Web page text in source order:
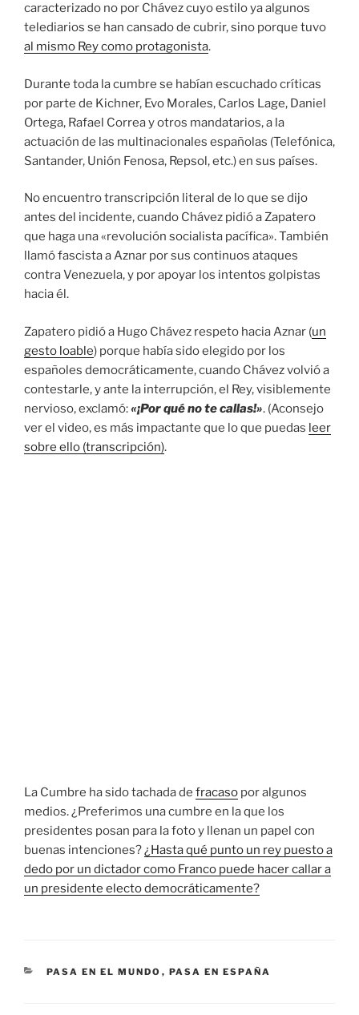
caracterizado no por Chávez cuyo estilo ya algunos
telediarios se han cansado de cubrir, sino porque tuvo
al mismo Rey como protagonista.
Durante toda la cumbre se habían escuchado críticas
por parte de Kichner, Evo Morales, Carlos Lage, Daniel
Ortega, Rafael Correa y otros mandatarios, a la
actuación de las multinacionales españolas (Telefónica,
Santander, Unión Fenosa, Repsol, etc.) en sus países.
No encuentro transcripción literal de lo que se dijo
antes del incidente, cuando Chávez pidió a Zapatero
que haga una «revolución socialista pacífica». También
llamó fascista a Aznar por sus continuos ataques
contra Venezuela, y por apoyar los intentos golpistas
hacia él.
Zapatero pidió a Hugo Chávez respeto hacia Aznar (un
gesto loable) porque había sido elegido por los
españoles democráticamente, cuando Chávez volvió a
contestarle, y ante la interrupción, el Rey, visiblemente
nervioso, exclamó:«¡Por qué no te callas!». (Aconsejo
ver el video, es más impactante que lo que puedas leer
sobre ello (transcripción).
La Cumbre ha sido tachada de fracaso por algunos
medios. ¿Preferimos una cumbre en la que los
presidentes posan para la foto y llenan un papel con
buenas intenciones?¿Hasta qué punto un rey puesto a
dedo por un dictador como Franco puede hacer callar a
un presidente electo democráticamente?
CATEGORÍAS
PASA EN EL MUNDO , PASA EN ESPAÑA